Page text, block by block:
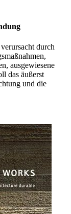
durch
ausgewiesene
das äußerst
und die